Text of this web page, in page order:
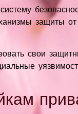
защиты
свои